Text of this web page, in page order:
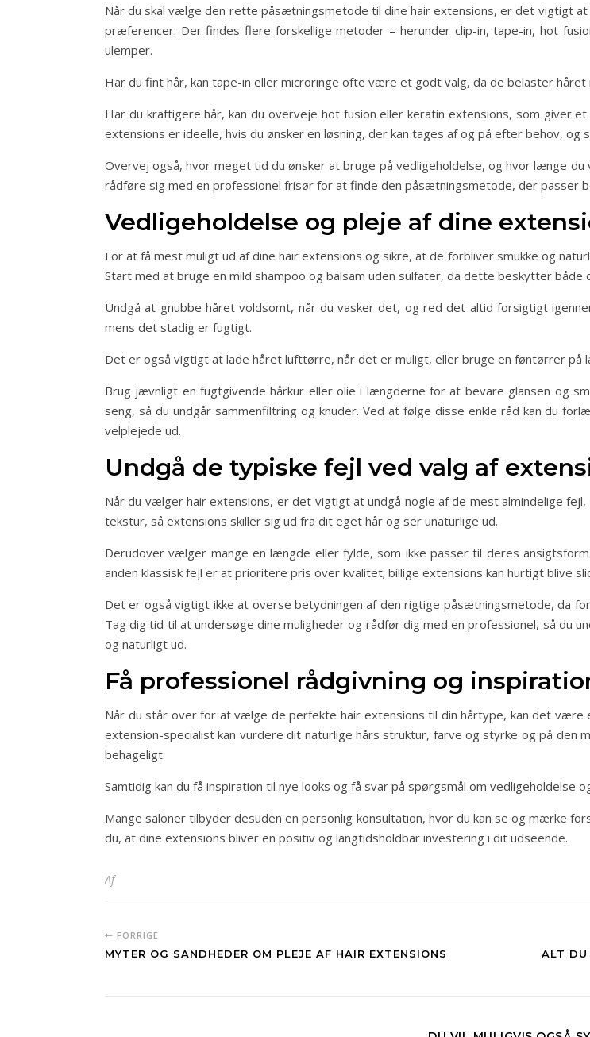
Når du skal vælge den rette påsætningsmetode til dine hair extensions, er det vigtigt
præferencer. Der findes flere forskellige metoder – herunder clip-in, tape-in, hot
ulemper.
Har du fint hår, kan tape-in eller microringe ofte være et godt valg, da de belaster
Har du kraftigere hår, kan du overveje hot fusion eller keratin extensions, som giver
extensions er ideelle, hvis du ønsker en løsning, der kan tages af og på efter behov,
Overvej også, hvor meget tid du ønsker at bruge på vedligeholdelse, og hvor længe
rådføre sig med en professionel frisør for at finde den påsætningsmetode, der passer
Vedligeholdelse og pleje af dine
For at få mest muligt ud af dine hair extensions og sikre, at de forbliver smukke og
Start med at bruge en mild shampoo og balsam uden sulfater, da dette beskytter
Undgå at gnubbe håret voldsomt, når du vasker det, og red det altid forsigtigt
mens det stadig er fugtigt.
Det er også vigtigt at lade håret lufttørre, når det er muligt, eller bruge en føntørrer på
Brug jævnligt en fugtgivende hårkur eller olie i længderne for at bevare glansen og
seng, så du undgår sammenfiltring og knuder. Ved at følge disse enkle råd kan du
velplejede ud.
Undgå de typiske fejl ved valg af
Når du vælger hair extensions, er det vigtigt at undgå nogle af de mest almindelige
tekstur, så extensions skiller sig ud fra dit eget hår og ser unaturlige ud.
Derudover vælger mange en længde eller fylde, som ikke passer til deres
anden klassisk fejl er at prioritere pris over kvalitet; billige extensions kan hurtigt blive
Det er også vigtigt ikke at overse betydningen af den rigtige påsætningsmetode, da
Tag dig tid til at undersøge dine muligheder og rådfør dig med en professionel, så du
og naturligt ud.
Få professionel rådgivning og
Når du står over for at vælge de perfekte hair extensions til din hårtype, kan det
extension-specialist kan vurdere dit naturlige hårs struktur, farve og styrke og på den
behageligt.
Samtidig kan du få inspiration til nye looks og få svar på spørgsmål om vedligeholdelse
Mange saloner tilbyder desuden en personlig konsultation, hvor du kan se og mærke
du, at dine extensions bliver en positiv og langtidsholdbar investering i dit udseende.
Af
FORRIGE
MYTER OG SANDHEDER OM PLEJE AF HAIR EXTENSIONS ALT DU